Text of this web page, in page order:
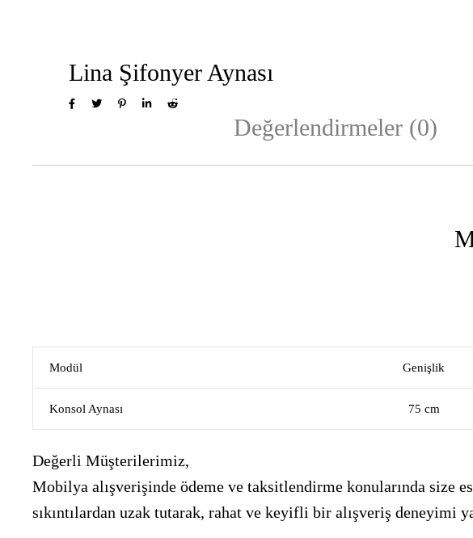
Lina Şifonyer Aynası
Değerlendirmeler (0)
Modül Genişlik
Konsol Aynası 75 cm
Değerli Müşterilerimiz,
Mobilya alışverişinde ödeme ve taksitlendirme konularında size
sıkıntılardan uzak tutarak, rahat ve keyifli bir alışveriş deneyimi